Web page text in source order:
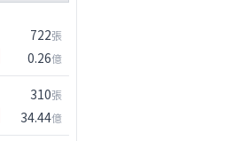
722張
0.26億
310張
34.44億